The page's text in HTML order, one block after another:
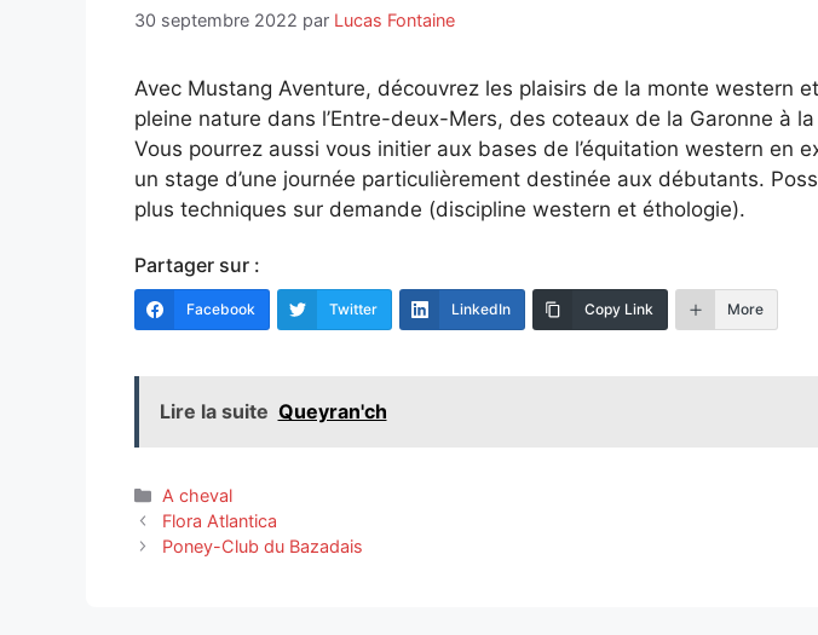
30 septembre 2022 par Lucas Fontaine
Avec Mustang Aventure, découvrez les plaisirs de la monte western
pleine nature dans l’Entre-deux-Mers, des coteaux de la Garonne à
Vous pourrez aussi vous initier aux bases de l’équitation western en
un stage d’une journée particulièrement destinée aux débutants.
plus techniques sur demande (discipline western et éthologie).
Partager sur :
Facebook Twitter LinkedIn Copy Link More
Lire la suite Queyran'ch
Catégories
A cheval
Flora Atlantica
Poney-Club du Bazadais